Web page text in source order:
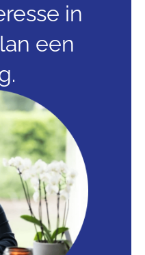
in
een